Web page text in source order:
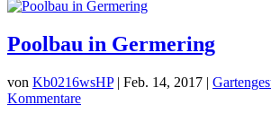
Poolbau in Germering
von Kb0216wsHP| Feb. 14, 2017 |
Kommentare